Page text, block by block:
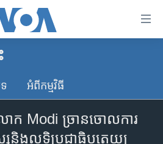
អំពី​កម្មវិធី​
Modi ច្រាន​ចោល​ការ​
និង​លទ្ធិ​ប្រជាធិបតេយ្យ​